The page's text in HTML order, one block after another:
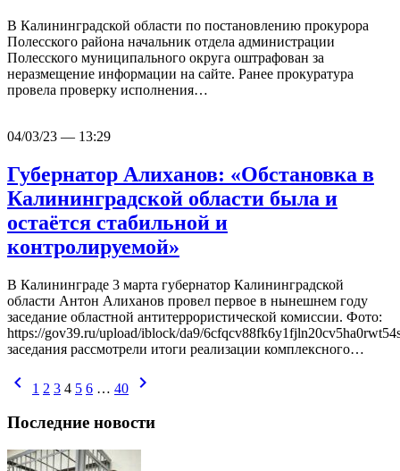
В Калининградской области по постановлению прокурора
Полесского района начальник отдела администрации
Полесского муниципального округа оштрафован за
неразмещение информации на сайте. Ранее прокуратура
провела проверку исполнения…
04/03/23 — 13:29
Губернатор Алиханов: «Обстановка в
Калининградской области была и
остаётся стабильной и
контролируемой»
В Калининграде 3 марта губернатор Калининградской
области Антон Алиханов провел первое в нынешнем году
заседание областной антитеррористической комиссии. Фото:
https://gov39.ru/upload/iblock/da9/
заседания рассмотрели итоги реализации комплексного…
chevron_left 1 2 3 4 5 6 … 40 chevron_right
Последние новости